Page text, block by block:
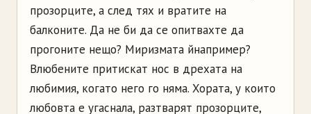
прозорците, а след тях и вратите на
балконите. Да не би да се опитвахте да
прогоните нещо? Миризмата йнапример?
Влюбените притискат нос в дрехата на
любимия, когато него го няма. Хората, у които
любовта е угаснала, разтварят прозорците,